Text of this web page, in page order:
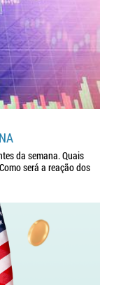
da semana. Quais
será a reação dos